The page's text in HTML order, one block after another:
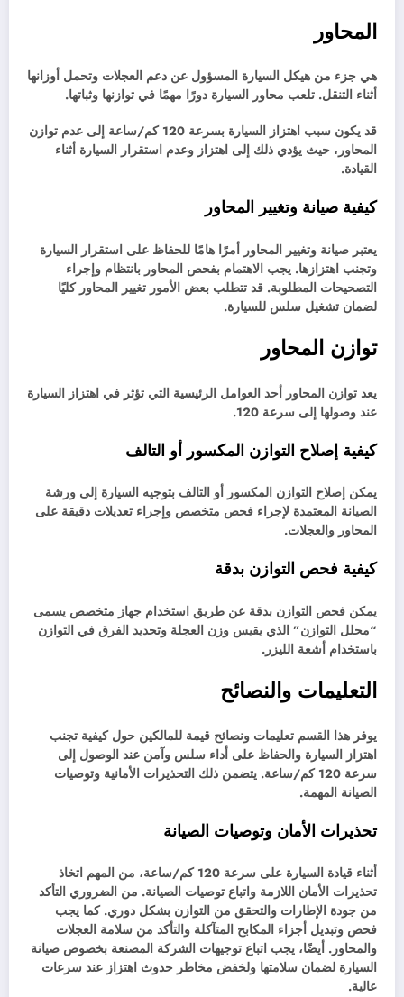
المحاور
هي جزء من هيكل السيارة المسؤول عن دعم العجلات وتحمل أوزانها
أثناء التنقل. تلعب محاور السيارة دورًا مهمًا في توازنها وثباتها.
قد يكون سبب اهتزاز السيارة بسرعة 120 كم/ساعة إلى عدم توازن
المحاور، حيث يؤدي ذلك إلى اهتزاز وعدم استقرار السيارة أثناء
القيادة.
كيفية صيانة وتغيير المحاور
يعتبر صيانة وتغيير المحاور أمرًا هامًا للحفاظ على استقرار السيارة
وتجنب اهتزازها. يجب الاهتمام بفحص المحاور بانتظام وإجراء
التصحيحات المطلوبة. قد تتطلب بعض الأمور تغيير المحاور كليًا
لضمان تشغيل سلس للسيارة.
توازن المحاور
يعد توازن المحاور أحد العوامل الرئيسية التي تؤثر في اهتزاز السيارة
عند وصولها إلى سرعة 120.
كيفية إصلاح التوازن المكسور أو التالف
يمكن إصلاح التوازن المكسور أو التالف بتوجيه السيارة إلى ورشة
الصيانة المعتمدة لإجراء فحص متخصص وإجراء تعديلات دقيقة على
المحاور والعجلات.
كيفية فحص التوازن بدقة
يمكن فحص التوازن بدقة عن طريق استخدام جهاز متخصص يسمى
“محلل التوازن” الذي يقيس وزن العجلة وتحديد الفرق في التوازن
باستخدام أشعة الليزر.
التعليمات والنصائح
يوفر هذا القسم تعليمات ونصائح قيمة للمالكين حول كيفية تجنب
اهتزاز السيارة والحفاظ على أداء سلس وآمن عند الوصول إلى
سرعة 120 كم/ساعة. يتضمن ذلك التحذيرات الأمانية وتوصيات
الصيانة المهمة.
تحذيرات الأمان وتوصيات الصيانة
أثناء قيادة السيارة على سرعة 120 كم/ساعة، من المهم اتخاذ
تحذيرات الأمان اللازمة واتباع توصيات الصيانة. من الضروري التأكد
من جودة الإطارات والتحقق من التوازن بشكل دوري. كما يجب
فحص وتبديل أجزاء المكابح المتآكلة والتأكد من سلامة العجلات
والمحاور. أيضًا، يجب اتباع توجيهات الشركة المصنعة بخصوص صيانة
السيارة لضمان سلامتها ولخفض مخاطر حدوث اهتزاز عند سرعات
عالية.